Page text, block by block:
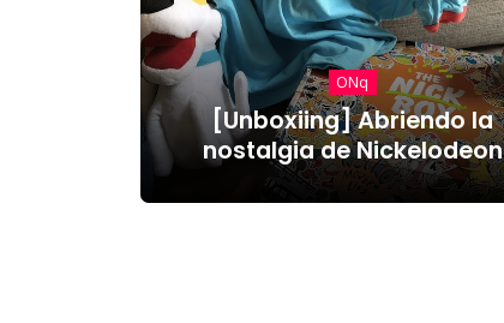
ONq
[Unboxiing] Abriendo la
nostalgia de Nickelodeon